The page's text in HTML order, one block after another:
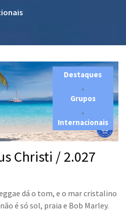
Destaques
,
Grupos
,
Internacionais
Christi / 2.027
dá o tom, e o mar cristalino
é só sol, praia e Bob Marley.